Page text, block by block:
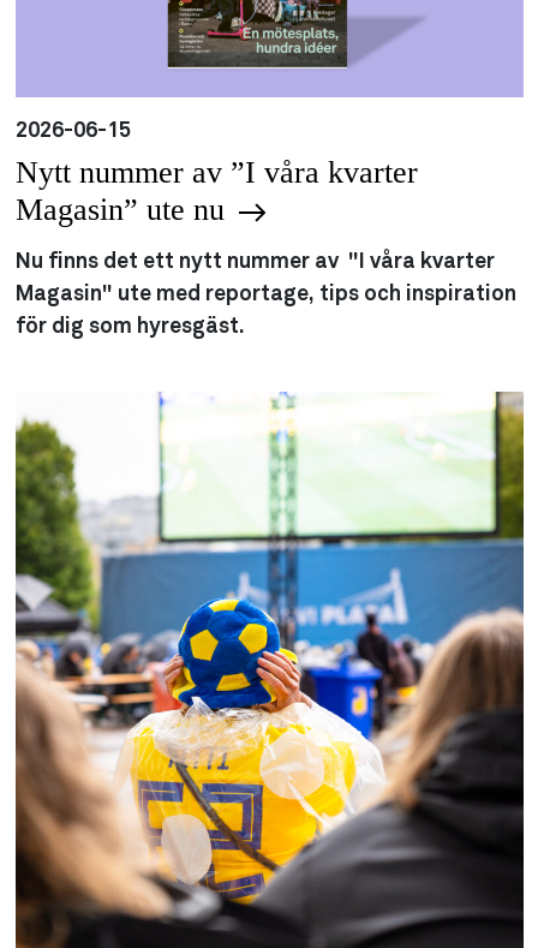
2026-06-15
Nytt nummer av ”I våra kvarter
Magasin” ute nu
Nu finns det ett nytt nummer av "I våra kvarter
Magasin" ute med reportage, tips och inspiration
för dig som hyresgäst.